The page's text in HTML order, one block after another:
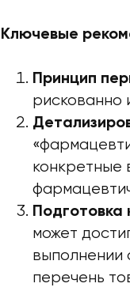
Ключевые
Принцип
рискованно
конкретные
Подготовка
может
выполнении
перечень